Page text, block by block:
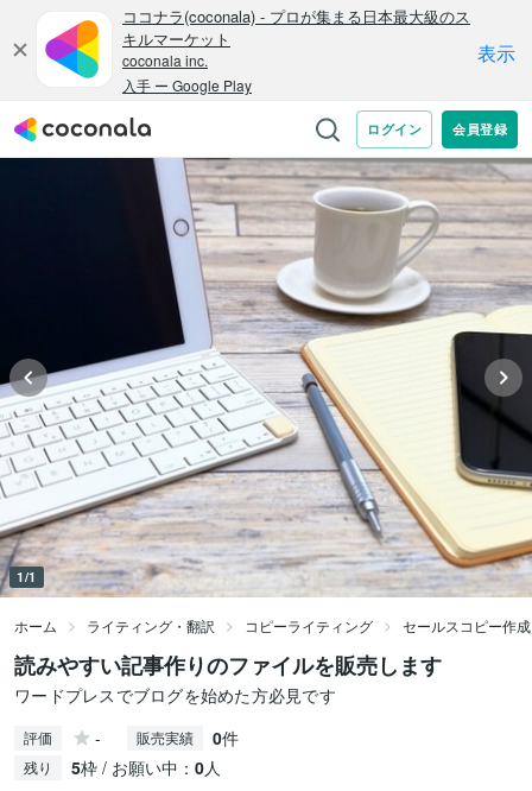
1/1
ホーム ライティング・翻訳 コピーライティング セールスコピー作成
読みやすい記事作りのファイルを販売します
ワードプレスでブログを始めた方必見です
評価 - 販売実績 0件
残り 5枠 / お願い中： 0人